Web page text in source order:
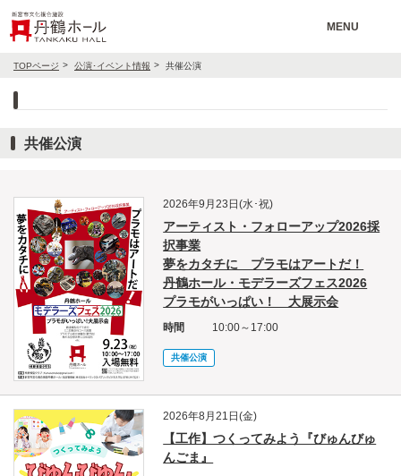
MENU
TOPページ 公演･イベント情報 共催公演
共催公演
2026年9月23日(水･祝)
アーティスト・フォローアップ2026採
択事業
夢をカタチに プラモはアートだ！
丹鶴ホール・モデラーズフェス2026
プラモがいっぱい！ 大展示会
時間 10:00～17:00
共催公演
2026年8月21日(金)
【工作】つくってみよう『びゅんびゅ
んごま』